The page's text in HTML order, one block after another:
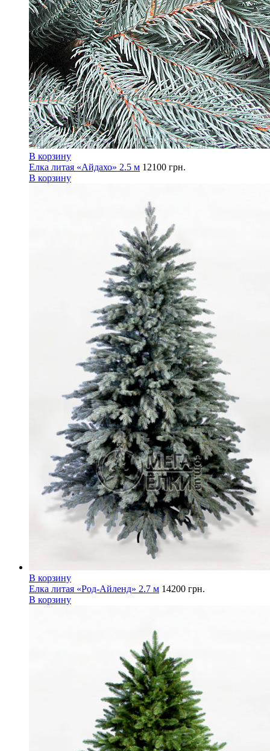
В корзину
Елка литая «Айдахо» 2.5 м 12100 грн.
В корзину
В корзину
Елка литая «Род-Айленд» 2.7 м 14200 грн.
В корзину